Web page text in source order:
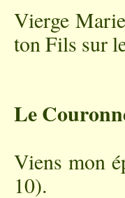
Vierge
ton Fils sur
Le
Viens mon
10).